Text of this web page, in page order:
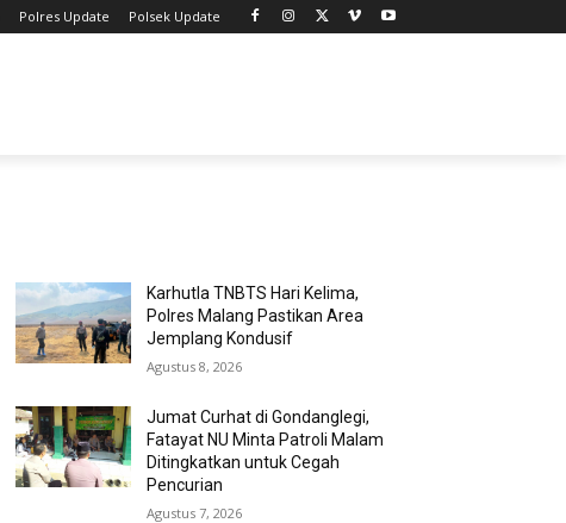
Polres Update Polsek Update
Karhutla TNBTS Hari Kelima,
Polres Malang Pastikan Area
Jemplang Kondusif
Agustus 8, 2026
Jumat Curhat di Gondanglegi,
Fatayat NU Minta Patroli Malam
Ditingkatkan untuk Cegah
Pencurian
Agustus 7, 2026